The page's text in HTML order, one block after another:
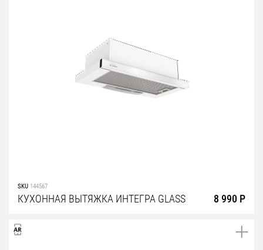
SKU 144567
КУХОННАЯ ВЫТЯЖКА ИНТЕГРА GLASS 8 990 Р